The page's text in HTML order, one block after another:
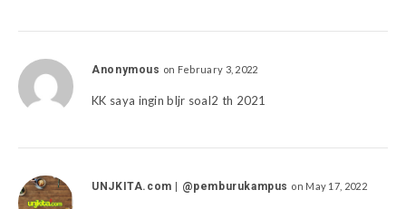
Anonymous on February 3, 2022
KK saya ingin bljr soal2 th 2021
UNJKITA.com | @pemburukampus on May 17, 2022